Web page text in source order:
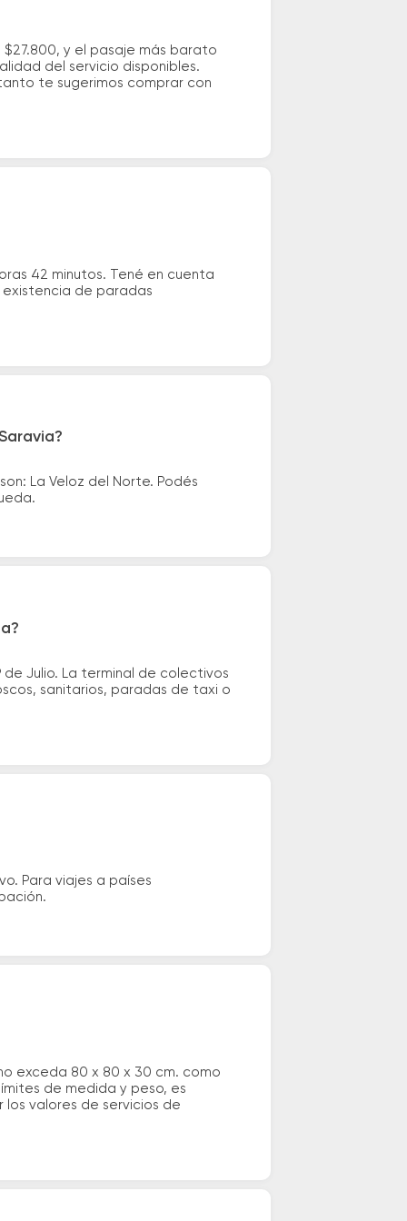
y el pasaje más barato
del servicio disponibles.
te sugerimos comprar con
42 minutos. Tené en cuenta
existencia de paradas
La Veloz del Norte. Podés
de Julio. La terminal de colectivos
sanitarios, paradas de taxi o
Para viajes a países
exceda 80 x 80 x 30 cm. como
de medida y peso, es
valores de servicios de